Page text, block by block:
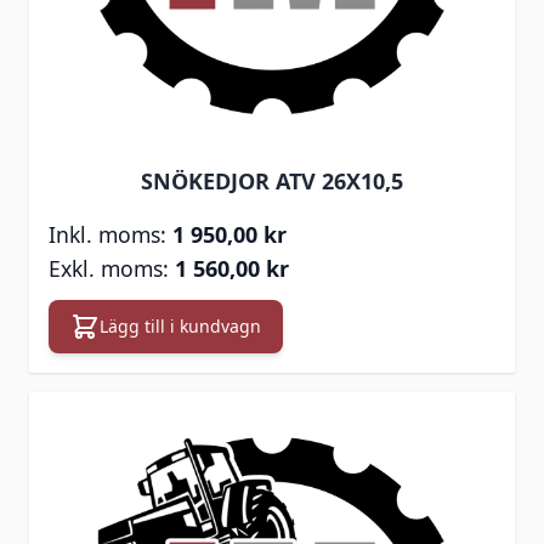
SNÖKEDJOR ATV 26X10,5
1 950,00 kr
1 560,00 kr
Lägg till i kundvagn